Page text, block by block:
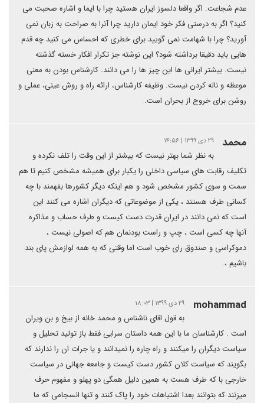
عدم شجاعت. اگر واقعا دلسوز ایران هستید چرا با ایما و اشاره صحبت می
کنید؟ اگر به درستی فکر خود ایمان دارید چرا آنرا به صراحت به زبان نمی
آورید؟ چرا با شهامت نمی گویید برای خطری که احساس می کنید چه قدم
هایی باید دقیقا برداشته شود؟ این نوشته جز تکرار افکار خسته گذشته
نیست. بیشتر ایرانی ها این چیز ها را می دانند. کارشناس بودن به معنی
موعظه و ناله کردن نیست. وظیفه کارشناس، ارائه راه و روش عینی، عملی و
روشن برای خروج از بحران است.
محمد ۲۹ دی ۱۳۹۹ | ۱۴:۵۶
به نظر شما بهتر نیست که بیشتر از این وقت را تلف نکرده و
تکلیف رقابت های سیاسی داخلی را یکبار برای همیشه مشخص کنیم تا هم
سمت و سوی کشور مشخص شود و هم اینکه دیگر کشورها بفهمند با چه
کسانی طرف هستند ، یکی از موضوعاتی که دیگران اشاره می کنند این
است که نمی دانند در ایران قدرت دست کیست و طرف حساب و مذاکره
آنها چه کسی است ، چپ و راست بودنمان هم که اصولی نیست ،
دموکراسی و صندوق رای خوب است اما وقتی که به همه لوازمش پای بند
باشیم ،
mohammad ۲۹ دی ۱۳۹۹ | ۱۸:۰۳
به قول اقای ناشناس و محمد خانه از بیخ و بن ویران
است . کارشناسان ما با این همه داستان سرایی فقط باز تولید تحلیل و
سیاست دیگران را میکنند و راه چاره را نمیدانند و یا جرات ان را ندارند که
بگویند که سیاست کلان کشور دست کیست و جامعه جهانی در سیاست
خارجی با که طرف هست به همین دلیل همگی دو پهلو و مفهوم حرف
میزنند که بتوانند بعدا اشتباهات خود را پاک کنند و تنها انسجامی که ما